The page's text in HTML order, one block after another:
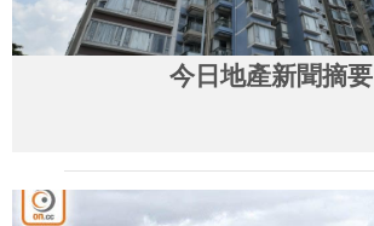
今日地產新聞摘要